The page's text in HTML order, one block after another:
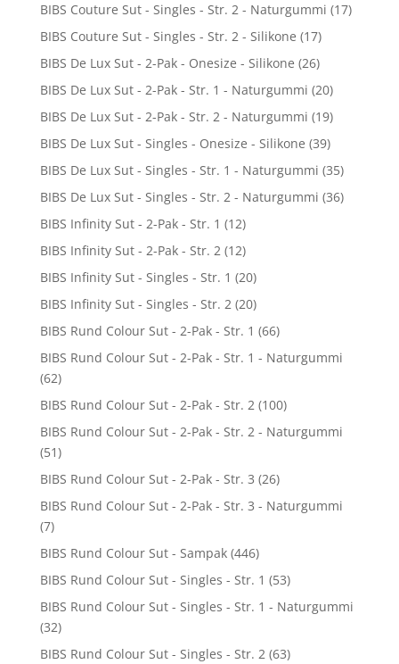
BIBS Couture Sut - Singles - Str. 2 - Naturgummi (17)
BIBS Couture Sut - Singles - Str. 2 - Silikone (17)
BIBS De Lux Sut - 2-Pak - Onesize - Silikone (26)
BIBS De Lux Sut - 2-Pak - Str. 1 - Naturgummi (20)
BIBS De Lux Sut - 2-Pak - Str. 2 - Naturgummi (19)
BIBS De Lux Sut - Singles - Onesize - Silikone (39)
BIBS De Lux Sut - Singles - Str. 1 - Naturgummi (35)
BIBS De Lux Sut - Singles - Str. 2 - Naturgummi (36)
BIBS Infinity Sut - 2-Pak - Str. 1 (12)
BIBS Infinity Sut - 2-Pak - Str. 2 (12)
BIBS Infinity Sut - Singles - Str. 1 (20)
BIBS Infinity Sut - Singles - Str. 2 (20)
BIBS Rund Colour Sut - 2-Pak - Str. 1 (66)
BIBS Rund Colour Sut - 2-Pak - Str. 1 - Naturgummi
(62)
BIBS Rund Colour Sut - 2-Pak - Str. 2 (100)
BIBS Rund Colour Sut - 2-Pak - Str. 2 - Naturgummi
(51)
BIBS Rund Colour Sut - 2-Pak - Str. 3 (26)
BIBS Rund Colour Sut - 2-Pak - Str. 3 - Naturgummi
(7)
BIBS Rund Colour Sut - Sampak (446)
BIBS Rund Colour Sut - Singles - Str. 1 (53)
BIBS Rund Colour Sut - Singles - Str. 1 - Naturgummi
(32)
BIBS Rund Colour Sut - Singles - Str. 2 (63)